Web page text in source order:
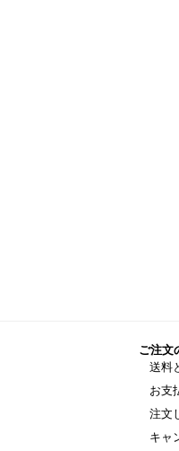
ご注文
送料
お支
注文
キャ